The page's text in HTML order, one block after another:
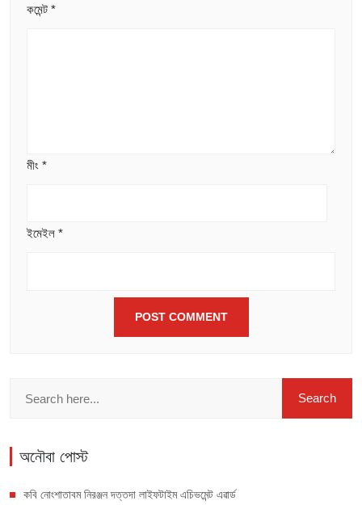
কমেন্ট *
মীং *
ইমেইল *
অনৌবা পোস্ট
কবি নোংশাতাবম নিরঞ্জন দত্তদা লাইফটাইম এচিভমেন্ট এৱার্ড